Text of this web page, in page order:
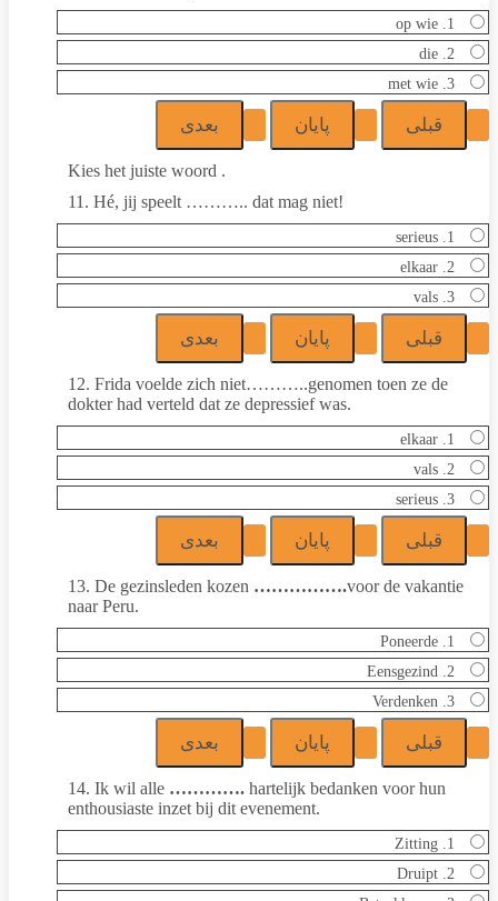
1. op wie
2. die
3. met wie
Kies het juiste woord .
11. Hé, jij speelt ……….. dat mag niet!
1. serieus
2. elkaar
3. vals
12. Frida voelde zich niet………..genomen toen ze de
dokter had verteld dat ze depressief was.
1. elkaar
2. vals
3. serieus
13. De gezinsleden kozen …………….voor de vakantie
naar Peru.
1. Poneerde
2. Eensgezind
3. Verdenken
14. Ik wil alle …………. hartelijk bedanken voor hun
enthousiaste inzet bij dit evenement.
1. Zitting
2. Druipt